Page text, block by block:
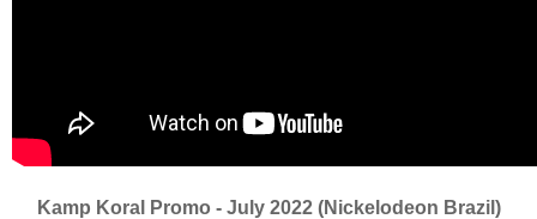
Kamp Koral Promo - July 2022 (Nickelodeon Brazil)